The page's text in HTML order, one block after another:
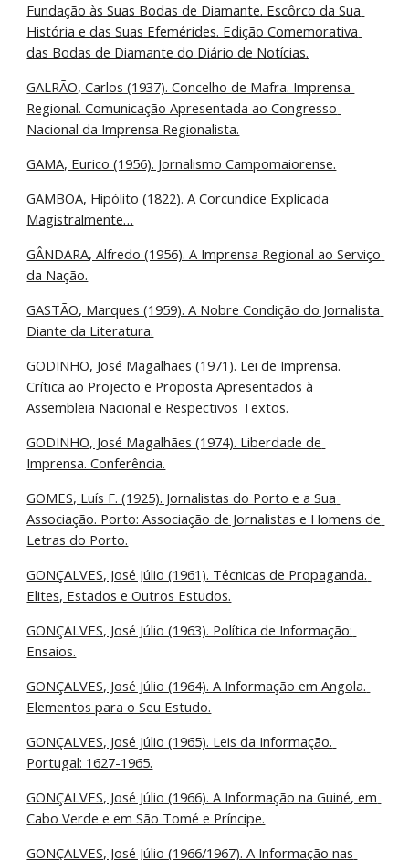
Fundação às Suas Bodas de Diamante. Escôrco da Sua
História e das Suas Efemérides. Edição Comemorativa
das Bodas de Diamante do Diário de Notícias.
GALRÃO, Carlos (1937). Concelho de Mafra. Imprensa
Regional. Comunicação Apresentada ao Congresso
Nacional da Imprensa Regionalista.
GAMA, Eurico (1956). Jornalismo Campomaiorense.
GAMBOA, Hipólito (1822). A Corcundice Explicada
Magistralmente…
GÂNDARA, Alfredo (1956). A Imprensa Regional ao Serviço
da Nação.
GASTÃO, Marques (1959). A Nobre Condição do Jornalista
Diante da Literatura.
GODINHO, José Magalhães (1971). Lei de Imprensa.
Crítica ao Projecto e Proposta Apresentados à
Assembleia Nacional e Respectivos Textos.
GODINHO, José Magalhães (1974). Liberdade de
Imprensa. Conferência.
GOMES, Luís F. (1925). Jornalistas do Porto e a Sua
Associação. Porto: Associação de Jornalistas e Homens de
Letras do Porto.
GONÇALVES, José Júlio (1961). Técnicas de Propaganda.
Elites, Estados e Outros Estudos.
GONÇALVES, José Júlio (1963). Política de Informação:
Ensaios.
GONÇALVES, José Júlio (1964). A Informação em Angola.
Elementos para o Seu Estudo.
GONÇALVES, José Júlio (1965). Leis da Informação.
Portugal: 1627-1965.
GONÇALVES, José Júlio (1966). A Informação na Guiné, em
Cabo Verde e em São Tomé e Príncipe.
GONÇALVES, José Júlio (1966/1967). A Informação nas